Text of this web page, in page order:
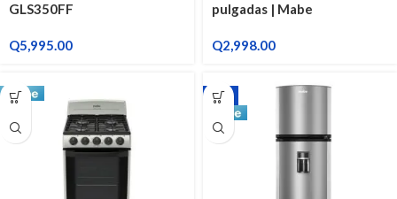
GLS350FF
Q5,995.00
pulgadas | Mabe
Q2,998.00
-8%